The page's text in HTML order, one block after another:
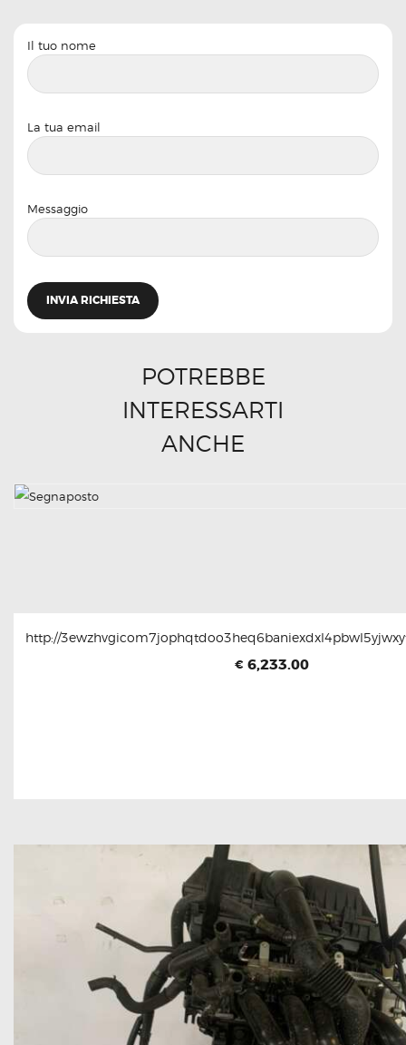
Il tuo nome
La tua email
Messaggio
POTREBBE
INTERESSARTI
ANCHE
http://
€ 6,233.00